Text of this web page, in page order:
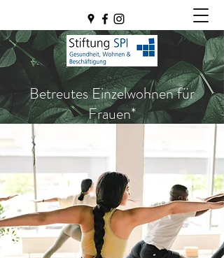
Betreutes Einzelwohnen für
Frauen*